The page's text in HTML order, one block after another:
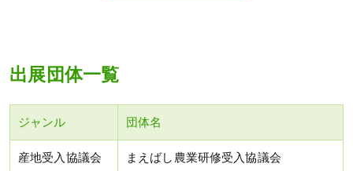
出展団体一覧
ジャンル 団体名
産地受入協議会
まえばし農業研修受入協議会